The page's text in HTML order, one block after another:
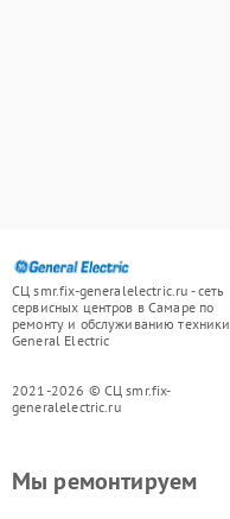
СЦ smr.fix-generalelectric.ru - сеть
сервисных центров в Самаре по
ремонту и обслуживанию техники
General Electric
2021-2026 © СЦ smr.fix-
generalelectric.ru
Мы ремонтируем